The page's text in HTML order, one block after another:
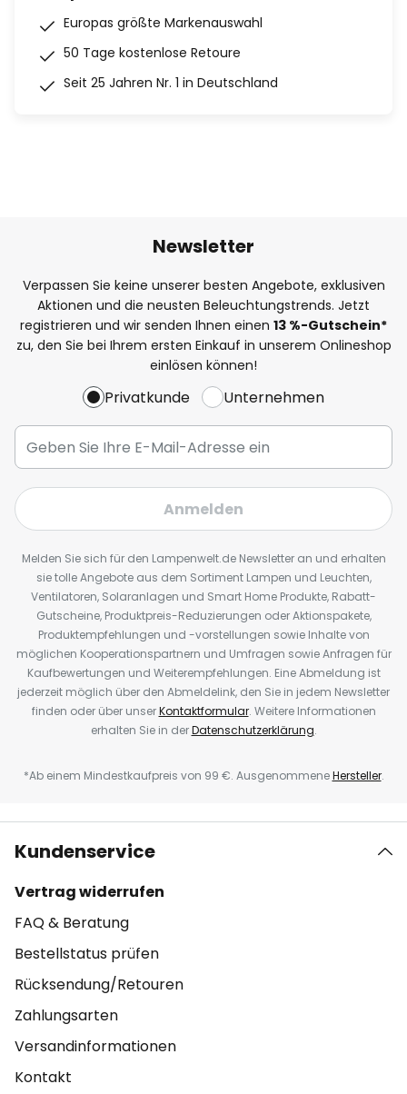
Europas größte Markenauswahl
50 Tage kostenlose Retoure
Seit 25 Jahren Nr. 1 in Deutschland
Newsletter
Verpassen Sie keine unserer besten Angebote, exklusiven
Aktionen und die neusten Beleuchtungstrends. Jetzt
registrieren und wir senden Ihnen einen 13 %-Gutschein*
zu, den Sie bei Ihrem ersten Einkauf in unserem Onlineshop
einlösen können!
Privatkunde Unternehmen
Anmelden
Melden Sie sich für den Lampenwelt.de Newsletter an und erhalten
sie tolle Angebote aus dem Sortiment Lampen und Leuchten,
Ventilatoren, Solaranlagen und Smart Home Produkte, Rabatt-
Gutscheine, Produktpreis-Reduzierungen oder Aktionspakete,
Produktempfehlungen und -vorstellungen sowie Inhalte von
möglichen Kooperationspartnern und Umfragen sowie Anfragen für
Kaufbewertungen und Weiterempfehlungen. Eine Abmeldung ist
jederzeit möglich über den Abmeldelink, den Sie in jedem Newsletter
finden oder über unserKontaktformular. Weitere Informationen
erhalten Sie in derDatenschutzerklärung.
*Ab einem Mindestkaufpreis von 99 €. AusgenommeneHersteller.
Kundenservice
Vertrag widerrufen
FAQ & Beratung
Bestellstatus prüfen
Rücksendung/Retouren
Zahlungsarten
Versandinformationen
Kontakt